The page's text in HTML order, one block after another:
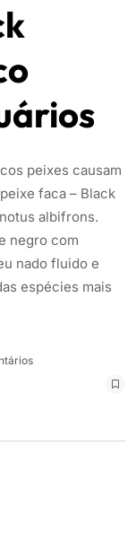
peixes causam
faca – Black
albifrons.
negro com
nado fluido e
espécies mais